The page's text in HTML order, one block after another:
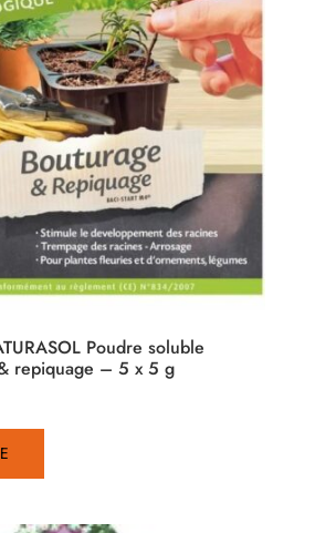
Poudre soluble
repiquage – 5 x 5 g